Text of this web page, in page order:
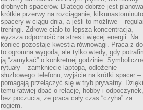
drobnych spacerów. Dlatego dobrze jest
krótkie przerwy na rozciąganie,
spacery w ciągu dnia, a jeśli to możliwe –
treningi. Zdrowe ciało to lepsza koncentracja,
wyższa odporność na stres i więcej energii. Na
koniec pozostaje kwestia równowagi. Praca z
to ogromna wygoda, ale tylko wtedy, gdy
ją “zamykać” o konkretnej godzinie.
rytuały – zamknięcie laptopa, odłożenie
służbowego telefonu, wyjście na krótki spacer –
pomagają przełączyć się w tryb prywatny. Dzięki
temu łatwiej dbać o relacje, hobby i odpoczynek,
bez poczucia, że praca cały czas “czyha” za
rogiem.